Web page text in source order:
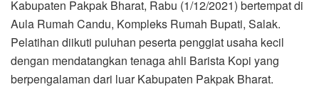
Kabupaten Pakpak Bharat, Rabu (1/12/2021) bertempat di
Aula Rumah Candu, Kompleks Rumah Bupati, Salak.
Pelatihan diikuti puluhan peserta penggiat usaha kecil
dengan mendatangkan tenaga ahli Barista Kopi yang
berpengalaman dari luar Kabupaten Pakpak Bharat.